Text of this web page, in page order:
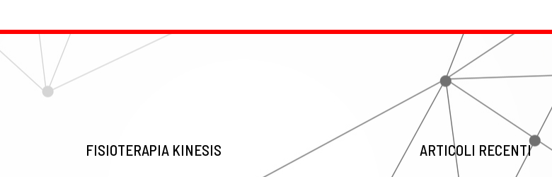
FISIOTERAPIA KINESIS ARTICOLI RECENTI